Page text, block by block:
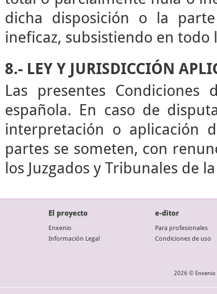
dicha disposición o la
ineficaz, subsistiendo en todo
8.- LEY Y JURISDICCIÓN
Las presentes
española. En caso de
interpretación o aplicación
partes se someten, con
los Juzgados y Tribunales de
El proyecto
Enxenio
Información Legal
e-ditor
Para profesionales
Condiciones de uso
2026 © Enxenio